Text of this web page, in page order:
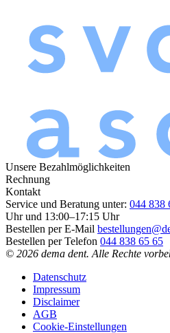
Unsere Bezahlmöglichkeiten
Rechnung
Kontakt
Service und Beratung unter: 044 838
Uhr und 13:00–17:15 Uhr
Bestellen per E-Mail
Bestellen per Telefon 044 838 65 65
© 2026 dema dent. Alle Rechte
Datenschutz
Impressum
Disclaimer
AGB
Cookie-Einstellungen